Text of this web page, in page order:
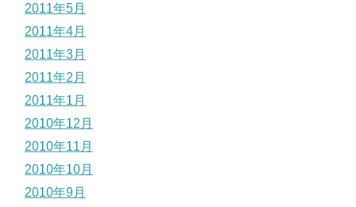
2011年5月
2011年4月
2011年3月
2011年2月
2011年1月
2010年12月
2010年11月
2010年10月
2010年9月